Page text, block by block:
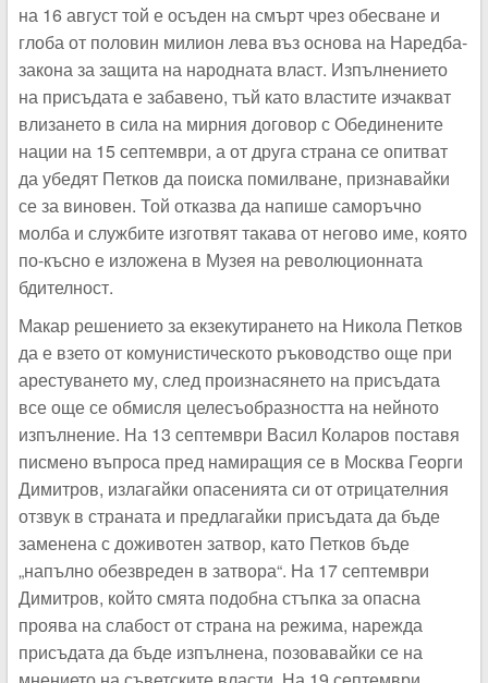
на 16 август той е осъден на смърт чрез обесване и
глоба от половин милион лева въз основа на Наредба-
закона за защита на народната власт. Изпълнението
на присъдата е забавено, тъй като властите изчакват
влизането в сила на мирния договор с Обединените
нации на 15 септември, а от друга страна се опитват
да убедят Петков да поиска помилване, признавайки
се за виновен. Той отказва да напише саморъчно
молба и службите изготвят такава от негово име, която
по-късно е изложена в Музея на революционната
бдителност.
Макар решението за екзекутирането на Никола Петков
да е взето от комунистическото ръководство още при
арестуването му, след произнасянето на присъдата
все още се обмисля целесъобразността на нейното
изпълнение. На 13 септември Васил Коларов поставя
писмено въпроса пред намиращия се в Москва Георги
Димитров, излагайки опасенията си от отрицателния
отзвук в страната и предлагайки присъдата да бъде
заменена с доживотен затвор, като Петков бъде
„напълно обезвреден в затвора“. На 17 септември
Димитров, който смята подобна стъпка за опасна
проява на слабост от страна на режима, нарежда
присъдата да бъде изпълнена, позовавайки се на